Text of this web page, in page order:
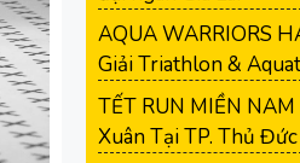
AQUA WARRIORS
Giải Triathlon &
TẾT RUN MIỀN
Xuân Tại TP. Thủ Đức